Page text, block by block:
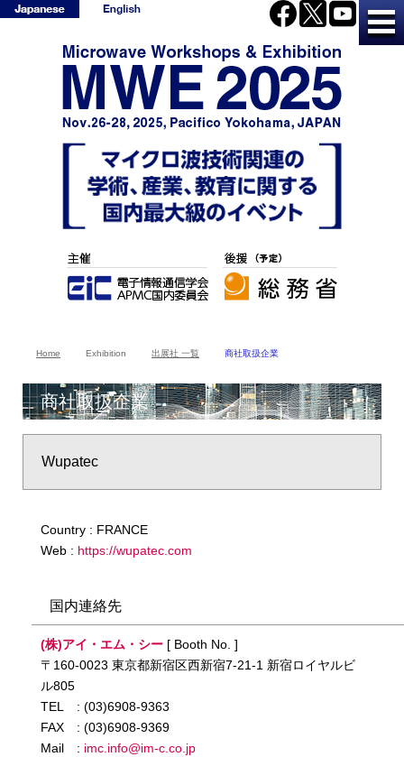
Home Exhibition 出展社 一覧 商社取扱企業
商社取扱企業
Wupatec
Country : FRANCE
Web : https://wupatec.com
国内連絡先
(株)アイ・エム・シー [ Booth No. ]
〒160-0023 東京都新宿区西新宿7-21-1 新宿ロイヤルビ
ル805
TEL
: (03)6908-9363
FAX
: (03)6908-9369
Mail
: imc.info@im-c.co.jp